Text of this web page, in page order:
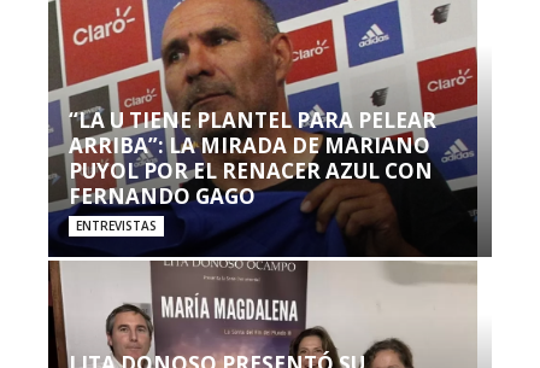
“LA U TIENE PLANTEL PARA PELEAR
ARRIBA”: LA MIRADA DE MARIANO
PUYOL POR EL RENACER AZUL CON
FERNANDO GAGO
ENTREVISTAS